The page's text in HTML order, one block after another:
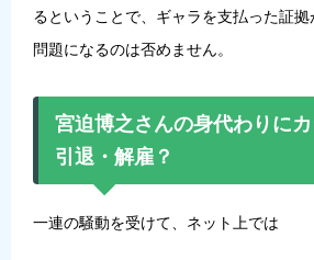
るということで、ギャラを支払った証
問題になるのは否めません。
宮迫博之さんの身代わりに
引退・解雇？
一連の騒動を受けて、ネット上では